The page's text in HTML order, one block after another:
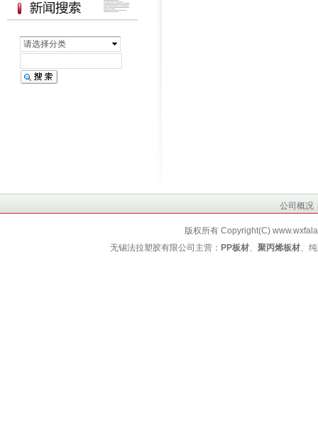
请选择分类
公司概况
版权所有 Copyright(C)
无锡法拉塑胶有限公司主营： PP板材、 聚丙烯板材、